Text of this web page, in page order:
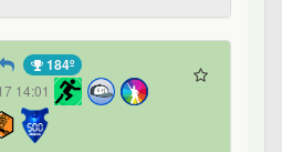
184º
14:01